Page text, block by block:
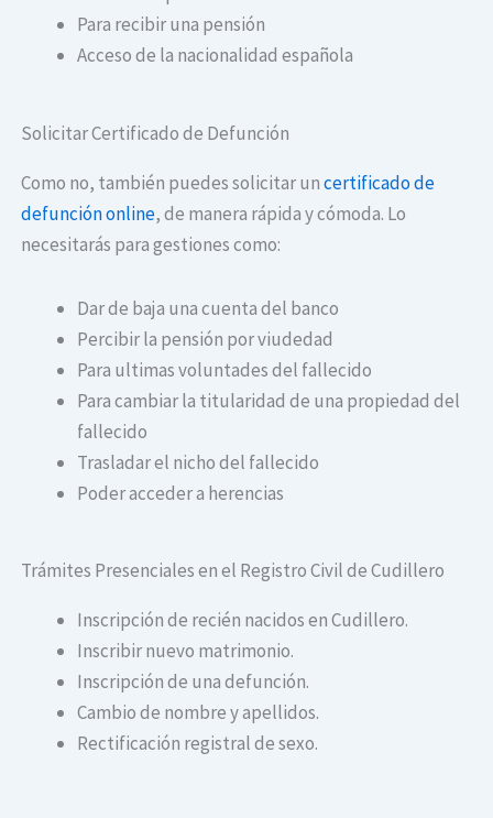
Para recibir una pensión
Acceso de la nacionalidad española
Solicitar Certificado de Defunción
Como no, también puedes solicitar uncertificado de
defunción online, de manera rápida y cómoda. Lo
necesitarás para gestiones como:
Dar de baja una cuenta del banco
Percibir la pensión por viudedad
Para ultimas voluntades del fallecido
Para cambiar la titularidad de una propiedad del
fallecido
Trasladar el nicho del fallecido
Poder acceder a herencias
Trámites Presenciales en el Registro Civil de Cudillero
Inscripción de recién nacidos en Cudillero.
Inscribir nuevo matrimonio.
Inscripción de una defunción.
Cambio de nombre y apellidos.
Rectificación registral de sexo.